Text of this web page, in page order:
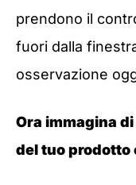
prendono il
fuori dalla
osservazione
Ora immagina
del tuo prodotto